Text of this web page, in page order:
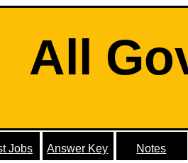
All
Jobs Answer Key Notes